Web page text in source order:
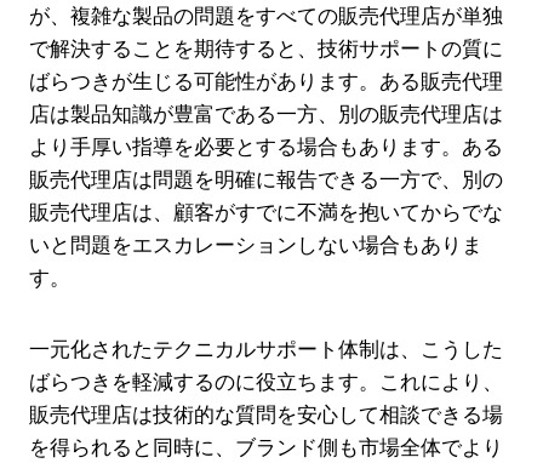
が、複雑な製品の問題をすべての販売代理店が単独
で解決することを期待すると、技術サポートの質に
ばらつきが生じる可能性があります。ある販売代理
店は製品知識が豊富である一方、別の販売代理店は
より手厚い指導を必要とする場合もあります。ある
販売代理店は問題を明確に報告できる一方で、別の
販売代理店は、顧客がすでに不満を抱いてからでな
いと問題をエスカレーションしない場合もありま
す。
一元化されたテクニカルサポート体制は、こうした
ばらつきを軽減するのに役立ちます。これにより、
販売代理店は技術的な質問を安心して相談できる場
を得られると同時に、ブランド側も市場全体でより